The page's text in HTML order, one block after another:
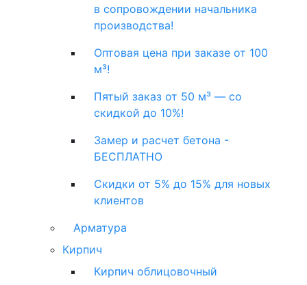
в сопровождении начальника
производства!
Оптовая цена при заказе от 100
м³!
Пятый заказ от 50 м³ — со
скидкой до 10%!
Замер и расчет бетона -
БЕСПЛАТНО
Скидки от 5% до 15% для новых
клиентов
Арматура
Кирпич
Кирпич облицовочный